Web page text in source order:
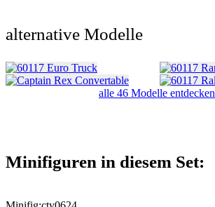
alternative Modelle
alle 46 Modelle entdecken
Minifiguren in diesem Set: